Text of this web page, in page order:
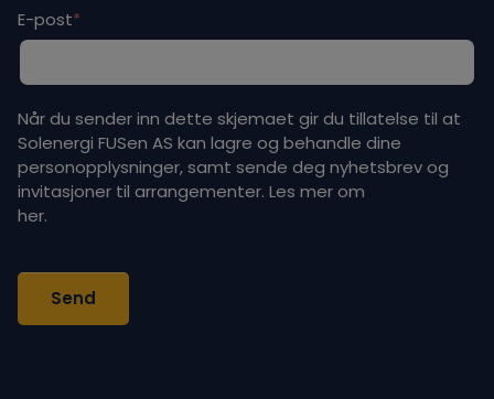
E-post*
Når du sender inn dette skjemaet gir du tillatelse til at
Solenergi FUSen AS kan lagre og behandle dine
personopplysninger, samt sende deg nyhetsbrev og
invitasjoner til arrangementer. Les mer om
her.